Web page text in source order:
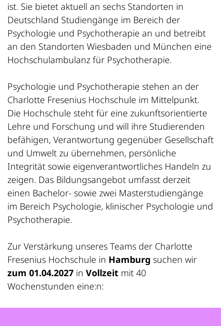
ist. Sie bietet aktuell an sechs Standorten in
Deutschland Studiengänge im Bereich der
Psychologie und Psychotherapie an und betreibt
an den Standorten Wiesbaden und München eine
Hochschulambulanz für Psychotherapie.
Psychologie und Psychotherapie stehen an der
Charlotte Fresenius Hochschule im Mittelpunkt.
Die Hochschule steht für eine zukunftsorientierte
Lehre und Forschung und will ihre Studierenden
befähigen, Verantwortung gegenüber Gesellschaft
und Umwelt zu übernehmen, persönliche
Integrität sowie eigenverantwortliches Handeln zu
zeigen. Das Bildungsangebot umfasst derzeit
einen Bachelor- sowie zwei Masterstudiengänge
im Bereich Psychologie, klinischer Psychologie und
Psychotherapie.
Zur Verstärkung unseres Teams der Charlotte
Fresenius Hochschule in Hamburg suchen wir
zum 01.04.2027 in Vollzeit mit 40
Wochenstunden eine:n: